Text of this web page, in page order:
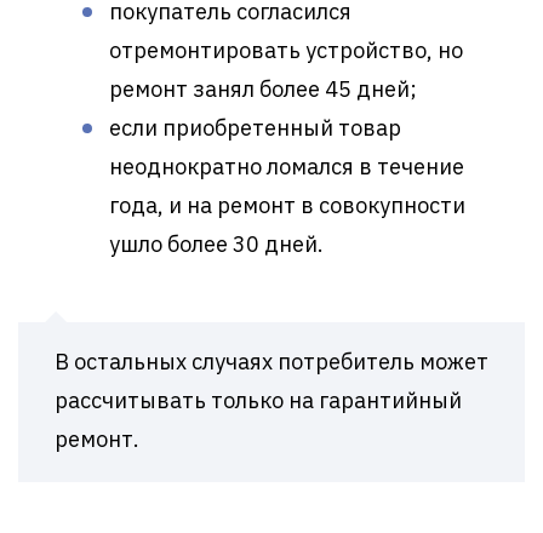
покупатель согласился
отремонтировать устройство, но
ремонт занял более 45 дней;
если приобретенный товар
неоднократно ломался в течение
года, и на ремонт в совокупности
ушло более 30 дней.
В остальных случаях потребитель может
рассчитывать только на гарантийный
ремонт.